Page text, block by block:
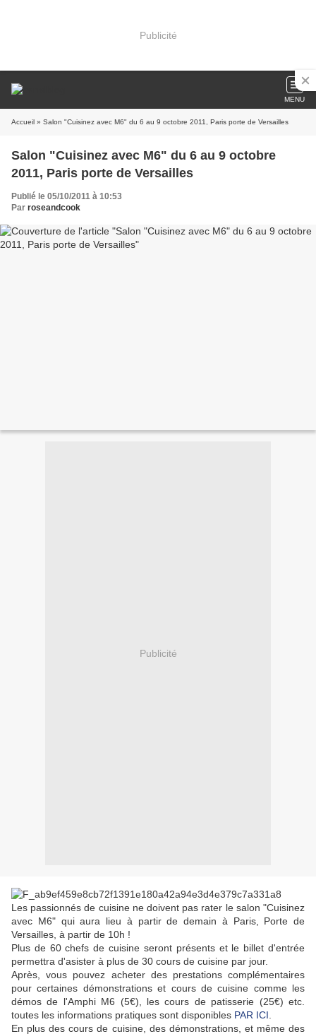
Publicité
MENU
Accueil » Salon "Cuisinez avec M6" du 6 au 9 octobre 2011, Paris porte de Versailles
Salon "Cuisinez avec M6" du 6 au 9 octobre
2011, Paris porte de Versailles
Publié le 05/10/2011 à 10:53
Par roseandcook
Publicité
Les passionnés de cuisine ne doivent pas rater le salon "Cuisinez
avec M6" qui aura lieu à partir de demain à Paris, Porte de
Versailles, à partir de 10h !
Plus de 60 chefs de cuisine seront présents et le billet d'entrée
permettra d'asister à plus de 30 cours de cuisine par jour.
Après, vous pouvez acheter des prestations complémentaires
pour certaines démonstrations et cours de cuisine comme les
démos de l'Amphi M6 (5€), les cours de patisserie (25€) etc.
toutes les informations pratiques sont disponibles PAR ICI
En plus des cours de cuisine, des démonstrations, et même des